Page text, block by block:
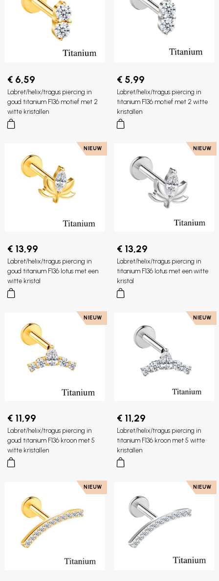
€ 6,59
Labret/helix/tragus piercing in
goud titanium F136 motief met 2
witte kristallen
€ 5,99
Labret/helix/tragus piercing in
titanium F136 motief met 2 witte
kristallen
NIEUW
€ 13,99
Labret/helix/tragus piercing in
goud titanium F136 lotus met een
witte kristal
NIEUW
€ 13,29
Labret/helix/tragus piercing in
titanium F136 lotus met een witte
kristal
NIEUW
€ 11,99
Labret/helix/tragus piercing in
goud titanium F136 kroon met 5
witte kristallen
NIEUW
€ 11,29
Labret/helix/tragus piercing in
titanium F136 kroon met 5 witte
kristallen
NIEUW NIEUW